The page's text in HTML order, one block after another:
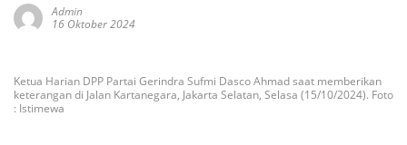
Admin
16 Oktober 2024
Ketua Harian DPP Partai Gerindra Sufmi Dasco Ahmad saat memberikan
keterangan di Jalan Kartanegara, Jakarta Selatan, Selasa (15/10/2024). Foto
: Istimewa